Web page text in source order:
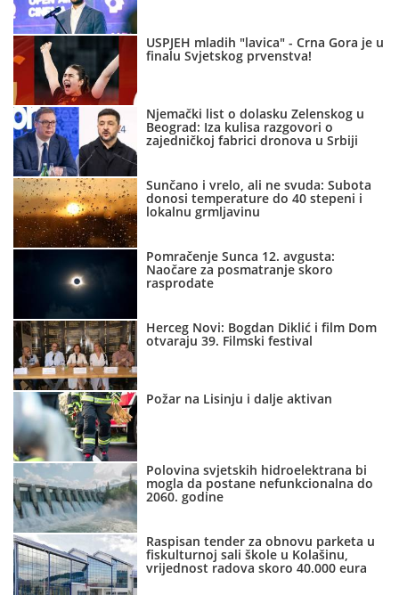
USPJEH mladih "lavica" - Crna Gora je u
finalu Svjetskog prvenstva!
Njemački list o dolasku Zelenskog u
Beograd: Iza kulisa razgovori o
zajedničkoj fabrici dronova u Srbiji
Sunčano i vrelo, ali ne svuda: Subota
donosi temperature do 40 stepeni i
lokalnu grmljavinu
Pomračenje Sunca 12. avgusta:
Naočare za posmatranje skoro
rasprodate
Herceg Novi: Bogdan Diklić i film Dom
otvaraju 39. Filmski festival
Požar na Lisinju i dalje aktivan
Polovina svjetskih hidroelektrana bi
mogla da postane nefunkcionalna do
2060. godine
Raspisan tender za obnovu parketa u
fiskulturnoj sali škole u Kolašinu,
vrijednost radova skoro 40.000 eura